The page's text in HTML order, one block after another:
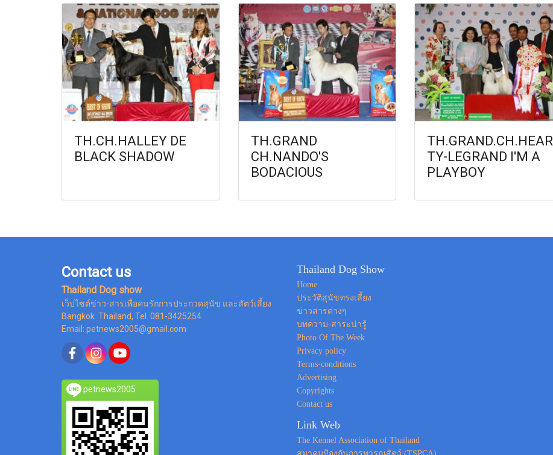
TH.CH.HALLEY DE
BLACK SHADOW
TH.GRAND
CH.NANDO'S
BODACIOUS
TH.GRAND.CH.HEAR
TY-LEGRAND I'M A
PLAYBOY
Contact us
Thailand Dog show
เว็ปไซต์ข่าว-สารเพื่อคนรักการประกวดสุนัข และสัตว์เลี้ยง
Bangkok Thailand, Tel. 081-3425254
Email: petnews2005@gmail.com
petnews2005
Thailand Dog Show
Home
ประวัติสุนัขทรงเลี้ยง
ข่าวสารต่างๆ
บทความ-สาระน่ารู้
Photo Of The Week
Privacy policy
Terms-conditions
Advertising
Copyrights
Contact us
Link Web
The Kennel Association of Thailand